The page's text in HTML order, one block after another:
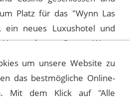
Platz für das "Wynn Las
ein neues Luxushotel und
Steve Wynn
VEGAS; DESERT INN
um unsere Website zu
das bestmögliche Online-
Mit dem Klick auf "Alle